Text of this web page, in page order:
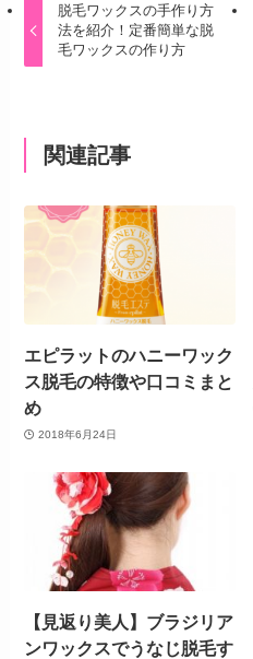
脱毛ワックスの手作り方
法を紹介！定番簡単な脱
毛ワックスの作り方
関連記事
エピラットのハニーワック
ス脱毛の特徴や口コミまと
め
2018年6月24日
【見返り美人】ブラジリア
ンワックスでうなじ脱毛す